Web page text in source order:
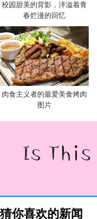
校园甜美的背影，洋溢着青
春烂漫的回忆
肉食主义者的最爱美食烤肉
图片
猜你喜欢的新闻